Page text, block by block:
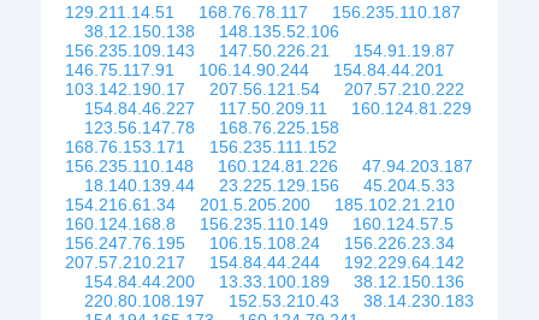
129.211.14.51
168.76.78.117
156.235.110.187
38.12.150.138
148.135.52.106
156.235.109.143
147.50.226.21
154.91.19.87
146.75.117.91
106.14.90.244
154.84.44.201
103.142.190.17
207.56.121.54
207.57.210.222
154.84.46.227
117.50.209.11
160.124.81.229
123.56.147.78
168.76.225.158
168.76.153.171
156.235.111.152
156.235.110.148
160.124.81.226
47.94.203.187
18.140.139.44
23.225.129.156
45.204.5.33
154.216.61.34
201.5.205.200
185.102.21.210
160.124.168.8
156.235.110.149
160.124.57.5
156.247.76.195
106.15.108.24
156.226.23.34
207.57.210.217
154.84.44.244
192.229.64.142
154.84.44.200
13.33.100.189
38.12.150.136
220.80.108.197
152.53.210.43
38.14.230.183